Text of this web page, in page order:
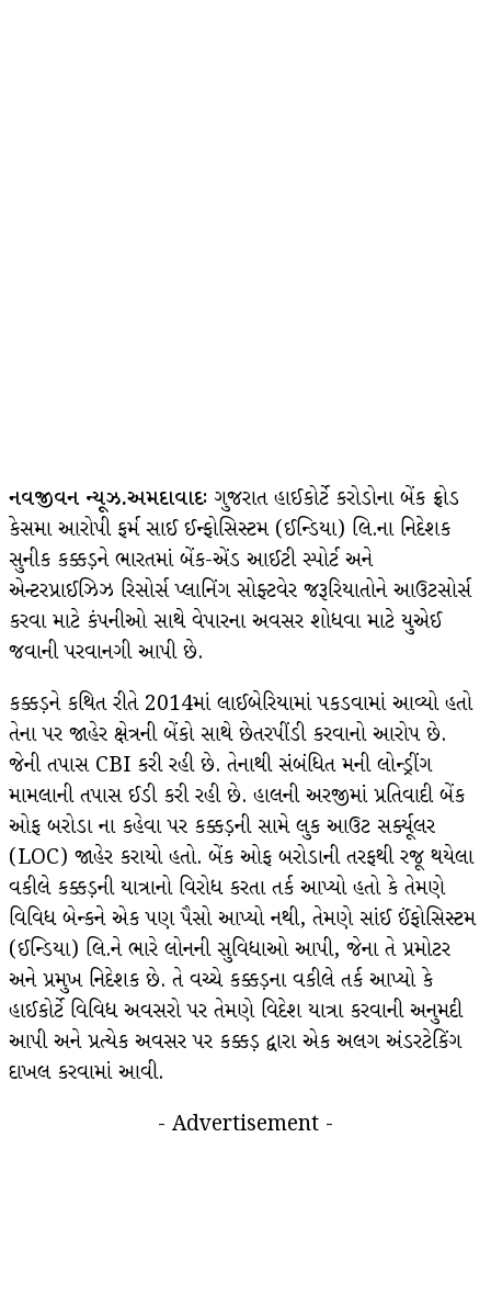
નવજીવન ન્યૂઝ.અમદાવાદઃ ગુજરાત હાઈકોર્ટે કરોડોના બેંક ફ્રોડ
કેસમા આરોપી ફર્મ સાઈ ઈન્ફોસિસ્ટમ (ઈન્ડિયા) લિ.ના નિદેશક
સુનીક કક્કડ઼ને ભારતમાં બેંક-એંડ આઈટી સ્પોર્ટ અને
એન્ટરપ્રાઈઝિઝ રિસોર્સ પ્લાનિંગ સોફ્ટવેર જરૂરિયાતોને આઉટસોર્સ
કરવા માટે કંપનીઓ સાથે વેપારના અવસર શોધવા માટે યુએઈ
જવાની પરવાનગી આપી છે.
કક્કડ઼ને કથિત રીતે 2014માં લાઈબેરિયામાં પકડવામાં આવ્યો હતો
તેના પર જાહેર ક્ષેત્રની બેંકો સાથે છેતરપીંડી કરવાનો આરોપ છે.
જેની તપાસ CBI કરી રહી છે. તેનાથી સંબંધિત મની લોન્ડ્રીંગ
મામલાની તપાસ ઈડી કરી રહી છે. હાલની અરજીમાં પ્રતિવાદી બેંક
ઓફ બરોડા ના કહેવા પર કક્કડ઼ની સામે લુક આઉટ સર્ક્યૂલર
(LOC) જાહેર કરાયો હતો. બેંક ઓફ બરોડાની તરફથી રજૂ થયેલા
વકીલે કક્કડ઼ની યાત્રાનો વિરોધ કરતા તર્ક આપ્યો હતો કે તેમણે
વિવિધ બેન્કને એક પણ પૈસો આપ્યો નથી, તેમણે સાંઈ ઈંફોસિસ્ટમ
(ઈન્ડિયા) લિ.ને ભારે લોનની સુવિધાઓ આપી, જેના તે પ્રમોટર
અને પ્રમુખ નિદેશક છે. તે વચ્ચે કક્કડ઼ના વકીલે તર્ક આપ્યો કે
હાઈકોર્ટે વિવિધ અવસરો પર તેમણે વિદેશ યાત્રા કરવાની અનુમદી
આપી અને પ્રત્યેક અવસર પર કક્કડ઼ દ્વારા એક અલગ અંડરટેકિંગ
દાખલ કરવામાં આવી.
- Advertisement -